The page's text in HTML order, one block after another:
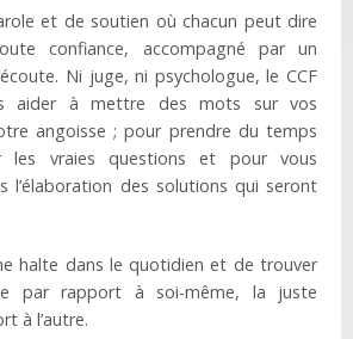
et de soutien où chacun peut dire
confiance, accompagné par un
Ni juge, ni psychologue, le CCF
aider à mettre des mots sur vos
angoisse ; pour prendre du temps
les vraies questions et pour vous
l’élaboration des solutions qui seront
halte dans le quotidien et de trouver
par rapport à soi-même, la juste
à l’autre.